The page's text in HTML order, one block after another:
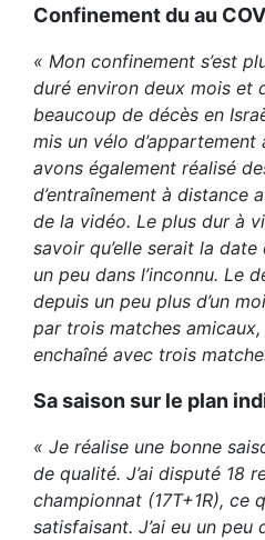
Confinement du au
« Mon confinement s’est
duré environ deux mois et
beaucoup de décès en
mis un vélo
avons également réalisé
d’entraînement à distance
de la vidéo. Le plus dur à
savoir qu’elle serait la
un peu dans l’inconnu. Le
depuis un peu plus d’un
par trois matches
enchaîné avec trois
Sa saison sur le plan
« Je réalise une bonne
de qualité. J’ai disputé 18
championnat (17T+1R), ce
satisfaisant. J’ai eu un